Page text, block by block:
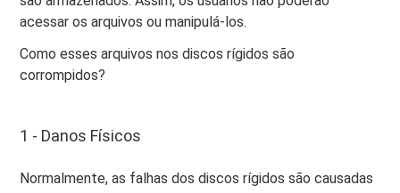
acessar os arquivos ou manipulá-los.
Como esses arquivos nos discos rígidos são
corrompidos?
1 - Danos Físicos
Normalmente, as falhas dos discos rígidos são causadas